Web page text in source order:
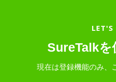
LET'S
SureTalkを
現在は登録機能のみ、